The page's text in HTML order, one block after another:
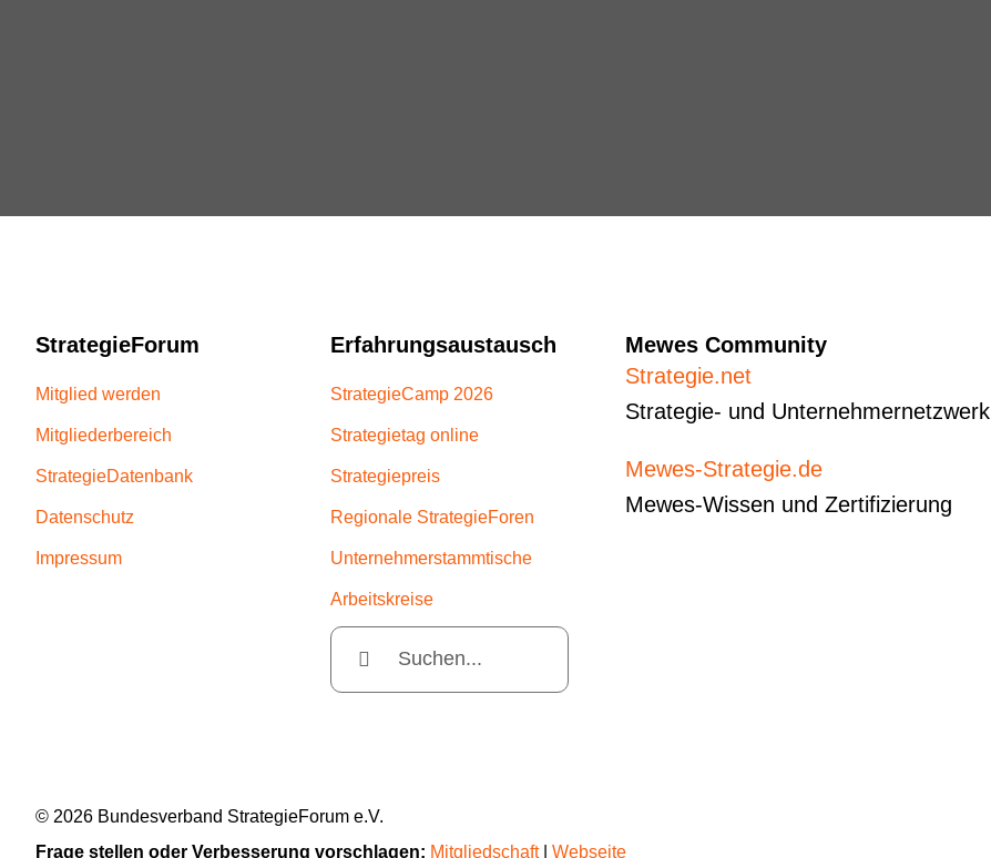
StrategieForum
Mitglied werden
Mitgliederbereich
StrategieDatenbank
Datenschutz
Impressum
Erfahrungsaustausch
StrategieCamp 2026
Strategietag online
Strategiepreis
Regionale StrategieForen
Unternehmerstammtische
Arbeitskreise
Suche
nach:
Mewes Community
Strategie.net
Strategie- und Unternehmernetzwerk
Mewes-Strategie.de
Mewes-Wissen und Zertifizierung
© 2026 Bundesverband StrategieForum e.V.
Frage stellen oder Verbesserung vorschlagen: Mitgliedschaft| Webseite